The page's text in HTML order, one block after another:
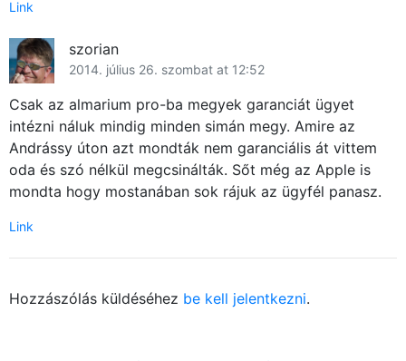
Link
szorian
2014. július 26. szombat at 12:52
Csak az almarium pro-ba megyek garanciát ügyet
intézni náluk mindig minden simán megy. Amire az
Andrássy úton azt mondták nem garanciális át vittem
oda és szó nélkül megcsinálták. Sőt még az Apple is
mondta hogy mostanában sok rájuk az ügyfél panasz.
Link
Hozzászólás küldéséhez be kell jelentkezni.